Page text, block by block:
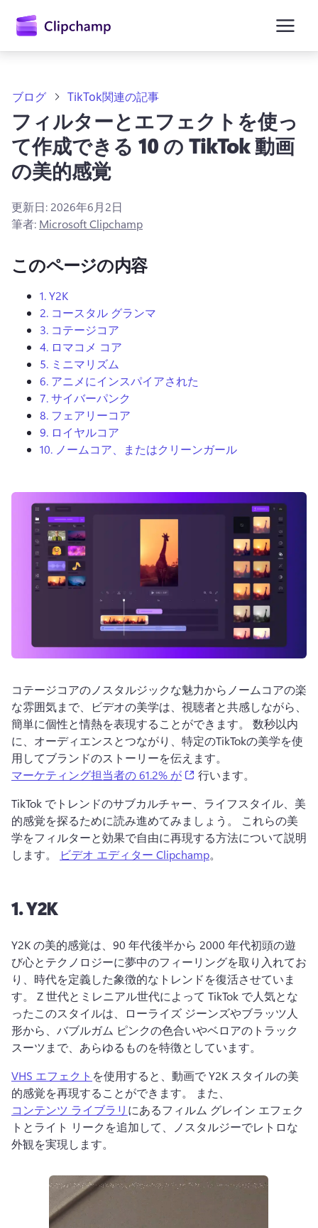
テ
ログイン
無料で試す
ブログ TikTok関連の記事
フィルターとエフェクトを使っ
て作成できる 10 の TikTok 動画
の美的感覚
更新日: 2026年6月2日
筆者: Microsoft Clipchamp
このページの内容
1.Y2K
2. コースタル グランマ
3. コテージコア
4. ロマコメ コア
5. ミニマリズム
6. アニメにインスパイアされた
7.サイバーパンク
8. フェアリーコア
9. ロイヤルコア
10. ノームコア、またはクリーンガール
コテージコアのノスタルジックな魅力からノームコアの楽
な雰囲気まで、ビデオの美学は、視聴者と共感しながら、
簡単に個性と情熱を表現することができます。 数秒以内
に、オーディエンスとつながり、特定のTikTokの美学を使
用してブランドのストーリーを伝えます。
マーケティング担当者の 61.2% が
(opens in a new tab)
行います。
TikTok でトレンドのサブカルチャー、ライフスタイル、美
的感覚を探るために読み進めてみましょう。 これらの美
学をフィルターと効果で自由に再現する方法について説明
します。
ビデオ エディター Clipchamp。
1.Y2K
Y2K の美的感覚は、90 年代後半から 2000 年代初頭の遊
び心とテクノロジーに夢中のフィーリングを取り入れてお
り、時代を定義した象徴的なトレンドを復活させていま
す。 Z 世代とミレニアル世代によって TikTok で人気とな
ったこのスタイルは、ローライズ ジーンズやブラッツ人
形から、バブルガム ピンクの色合いやベロアのトラック
スーツまで、あらゆるものを特徴としています。
VHS エフェクト を使用すると、動画で Y2K スタイルの美
的感覚を再現することができます。
また、
コンテンツ ライブラリ にあるフィルム グレイン エフェク
トとライト リークを追加して、ノスタルジーでレトロな
外観を実現します。